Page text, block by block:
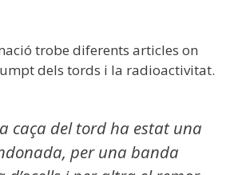
trobe diferents articles on
dels tords i la radioactivitat.
caça del tord ha estat una
per una banda